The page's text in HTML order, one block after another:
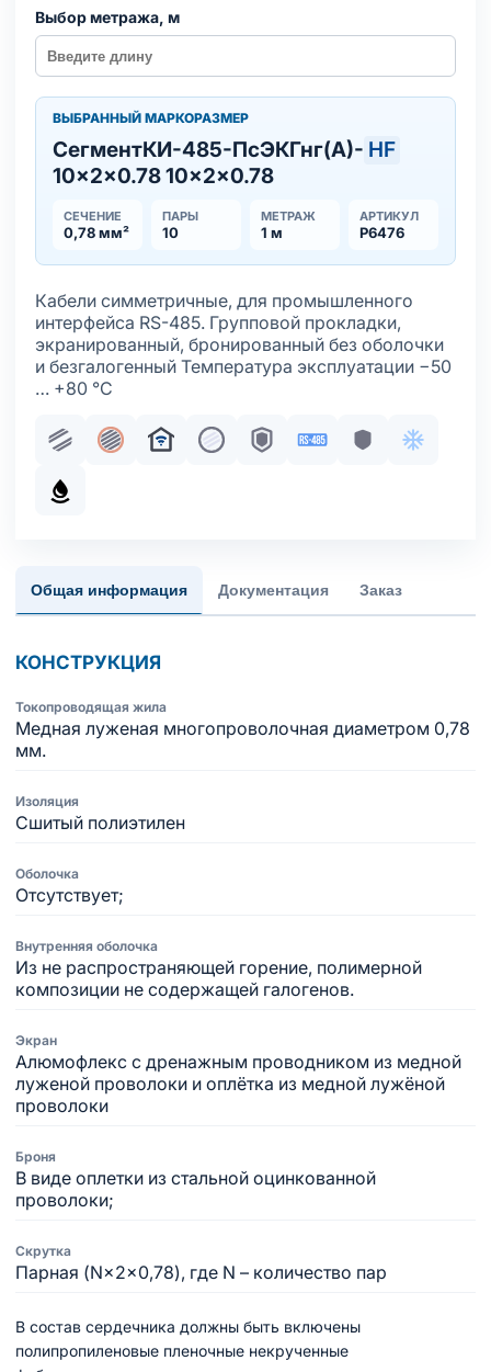
Выбор метража, м
ВЫБРАННЫЙ МАРКОРАЗМЕР
СегментКИ-485-ПсЭКГнг(А)- HF
10×2×0.78 10×2×0.78
СЕЧЕНИЕ
0,78 мм²
ПАРЫ
10
МЕТРАЖ
1 м
АРТИКУЛ
Р6476
Кабели симметричные, для промышленного
интерфейса RS-485. Групповой прокладки,
экранированный, бронированный без оболочки
и безгалогенный Температура эксплуатации −50
… +80 °С
Парная скрутка
Общий экран
Для систем умный дом
Жила медная
БроняИнтерфейс RS-485
Броня без
Маслобензостойкое исполнение оболочки
Общая информация Документация Заказ
КОНСТРУКЦИЯ
Токопроводящая жила
Медная луженая многопроволочная диаметром 0,78
мм.
Изоляция
Сшитый полиэтилен
Оболочка
Отсутствует;
Внутренняя оболочка
Из не распространяющей горение, полимерной
композиции не содержащей галогенов.
Экран
Алюмофлекс с дренажным проводником из медной
луженой проволоки и оплётка из медной лужёной
проволоки
Броня
В виде оплетки из стальной оцинкованной
проволоки;
Скрутка
Парная (N×2×0,78), где N – количество пар
В состав сердечника должны быть включены
полипропиленовые пленочные некрученные